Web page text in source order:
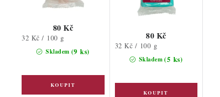
Skladem (9 ks)
80 Kč
Měrná
32 Kč / 100 g
Skladem(5 ks)
80 Kč
Měrná
32 Kč / 100 g